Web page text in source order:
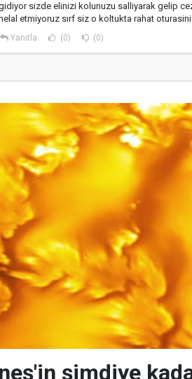
sizde elinizi kolunuzu salliyarak gelip
helal etmiyoruz sırf siz o koltukta rahat
Yanıtla (0) (0)
şimdiye